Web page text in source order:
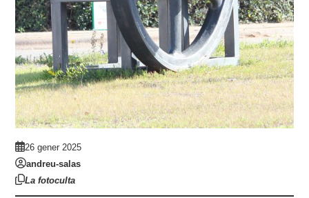
26 gener 2025
andreu-salas
La fotoculta